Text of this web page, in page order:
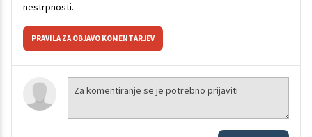
nestrpnosti.
PRAVILA ZA OBJAVO KOMENTARJEV